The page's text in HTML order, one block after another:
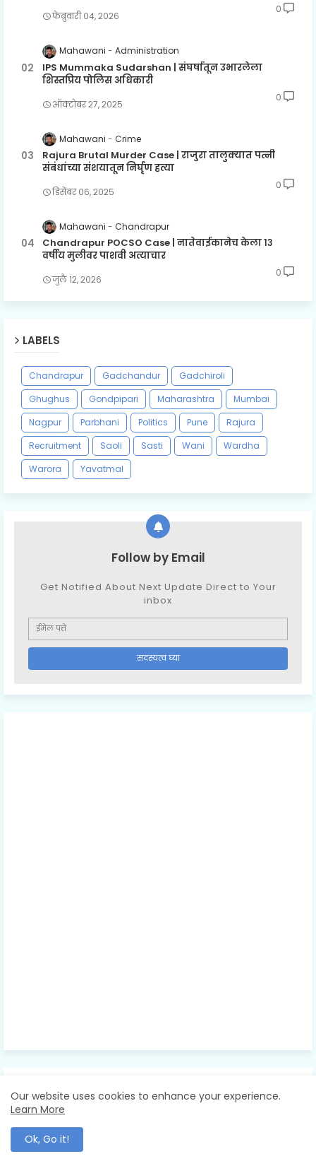
फेब्रुवारी ०४, २०२६
0
Mahawani Administration
IPS Mummaka Sudarshan | संघर्षातून उभारलेला
शिस्तप्रिय पोलिस अधिकारी
ऑक्टोबर २७, २०२५
0
Mahawani Crime
Rajura Brutal Murder Case | राजुरा तालुक्यात पत्नी
संबंधांच्या संशयातून निर्घृण हत्या
डिसेंबर ०६, २०२५
0
Mahawani Chandrapur
Chandrapur POCSO Case | नातेवाईकानेच केला १३
वर्षीय मुलीवर पाशवी अत्याचार
जुलै १२, २०२६
0
LABELS
Chandrapur Gadchandur
Gadchiroli
Ghughus
Gondpipari Maharashtra
Mumbai
Nagpur
Parbhani Politics Pune
Rajura
Recruitment
Saoli Sasti Wani
Wardha
Warora
Yavatmal
Follow by Email
Get Notified About Next Update Direct to Your
inbox
NATURE
Our website uses cookies to enhance your experience.
Learn More
Ok, Go it!